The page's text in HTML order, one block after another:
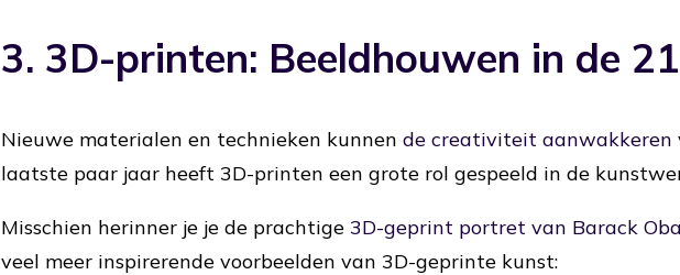
3. 3D-printen: Beeldhouwen in de
Nieuwe materialen en technieken kunnen de creativiteit aanwakkeren
laatste paar jaar heeft 3D-printen een grote rol gespeeld in de
Misschien herinner je je de prachtige 3D-geprint portret van Barack
veel meer inspirerende voorbeelden van 3D-geprinte kunst: